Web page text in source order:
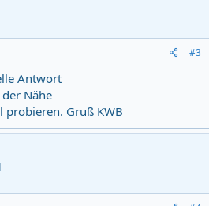
#3
Antwort
Nähe
probieren. Gruß KWB